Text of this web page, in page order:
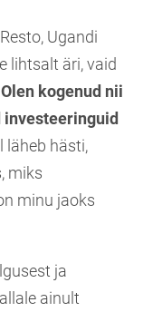
Ugandi
lihtsalt äri, vaid
Olen kogenud nii
läheb hästi,
miks
minu jaoks
ja
ainult